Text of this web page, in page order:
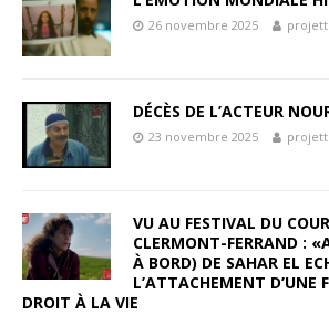
26 novembre 2025
DÉCÈS DE L’ACTEUR
23 novembre 2025
VU AU FESTIVAL DU
CLERMONT-FERRAND :
À BORD) DE SAHAR EL
L’ATTACHEMENT D’UNE
DROIT À LA VIE